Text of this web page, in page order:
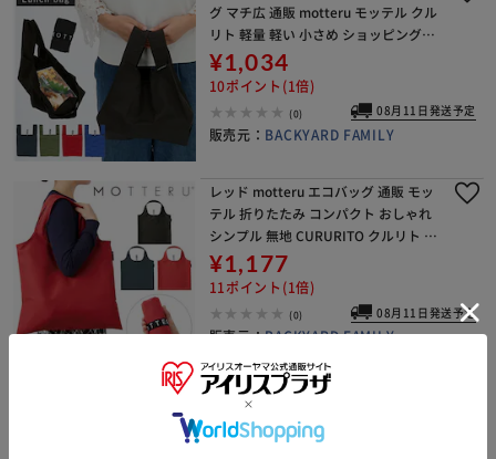
グ マチ広 通販 motteru モッテル クル
リト 軽量 軽い 小さめ ショッピングバ
ッグ お買い物バッグ サブバッグ おし
ゃれ シンプル 無地 小さい ミ
¥1,034
10ポイント(1倍)
(0) 08月11日発送予定
販売元： BACKYARD FAMILY
レッド motteru エコバッグ 通販 モッ
テル 折りたたみ コンパクト おしゃれ
シンプル 無地 CURURITO クルリト リ
サイクルフラットバッグ メンズ レデ
ィース 折り畳み 肩掛け 軽量
¥1,177
11ポイント(1倍)
(0) 08月11日発送予定
販売元：BACKYARD FAMILY
ネイビー レジカゴ エコバッグ 通販 折
畳み エコバック マイバッグ カゴにセ